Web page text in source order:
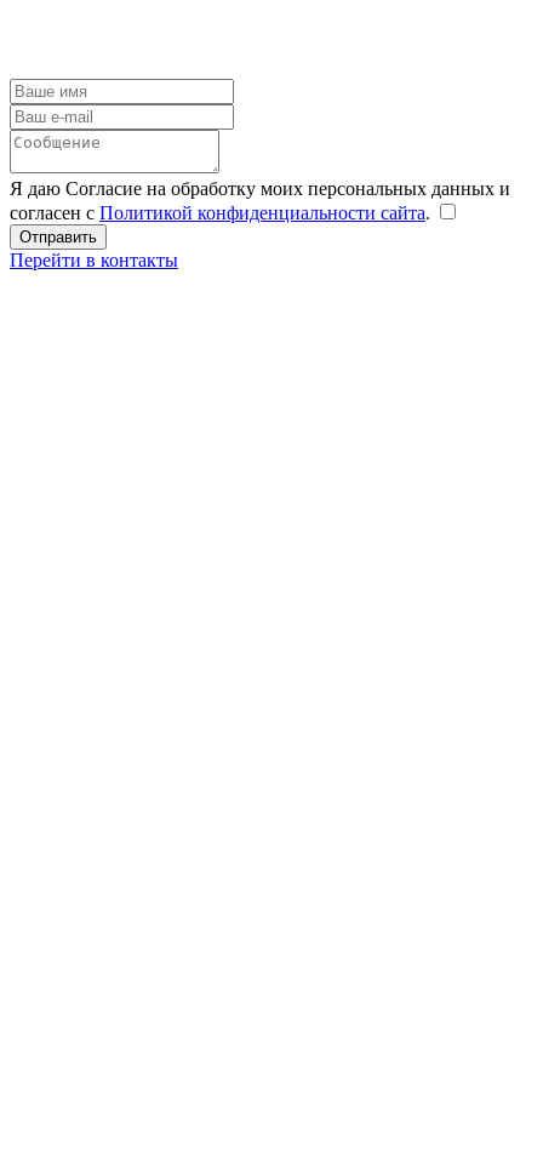
Я даю Согласие на обработку моих персональных данных и
согласен с Политикой конфиденциальности сайта.
Перейти в контакты